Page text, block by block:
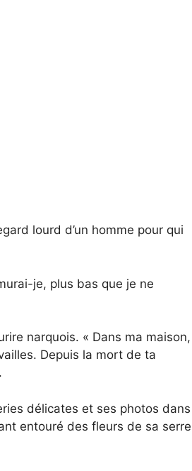
lourd d’un homme pour qui
je, plus bas que je ne
narquois. « Dans ma maison,
Depuis la mort de ta
délicates et ses photos dans
entouré des fleurs de sa serre